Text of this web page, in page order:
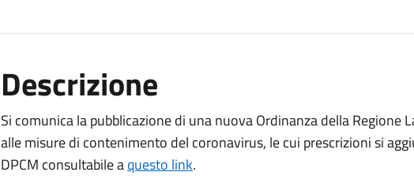
Descrizione
Si comunica la pubblicazione di una nuova Ordinanza della Regione
alle misure di contenimento del coronavirus, le cui prescrizioni si
DPCM consultabile aquesto link.